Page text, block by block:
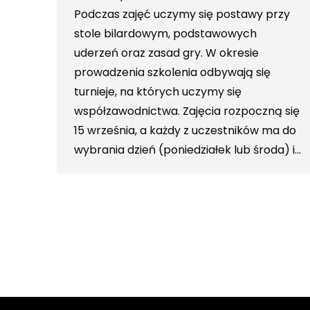
Podczas zajęć uczymy się postawy przy
stole bilardowym, podstawowych
uderzeń oraz zasad gry. W okresie
prowadzenia szkolenia odbywają się
turnieje, na których uczymy się
współzawodnictwa. Zajęcia rozpoczną się
15 września, a każdy z uczestników ma do
wybrania dzień (poniedziałek lub środa) i…